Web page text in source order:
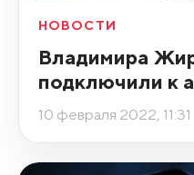
НОВОСТИ
Владимира
подключили к
10 февраля 2022, 11:31